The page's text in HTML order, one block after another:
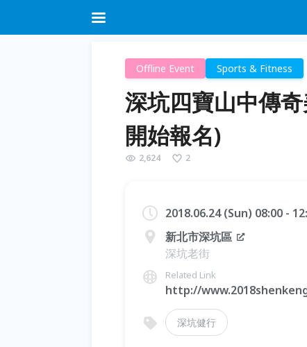
Offline Event Sports & Fitness
深坑四寶山中傳
開始報名)
2,624 2
2018.06.24 (Sun) 08:00 -
新北市深坑區
深坑老街
Related Link
http://
深坑健行